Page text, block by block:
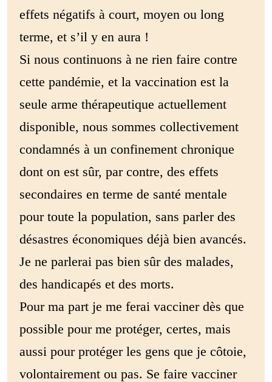
effets négatifs à court, moyen ou long
terme, et s’il y en aura !
Si nous continuons à ne rien faire contre
cette pandémie, et la vaccination est la
seule arme thérapeutique actuellement
disponible, nous sommes collectivement
condamnés à un confinement chronique
dont on est sûr, par contre, des effets
secondaires en terme de santé mentale
pour toute la population, sans parler des
désastres économiques déjà bien avancés.
Je ne parlerai pas bien sûr des malades,
des handicapés et des morts.
Pour ma part je me ferai vacciner dès que
possible pour me protéger, certes, mais
aussi pour protéger les gens que je côtoie,
volontairement ou pas. Se faire vacciner